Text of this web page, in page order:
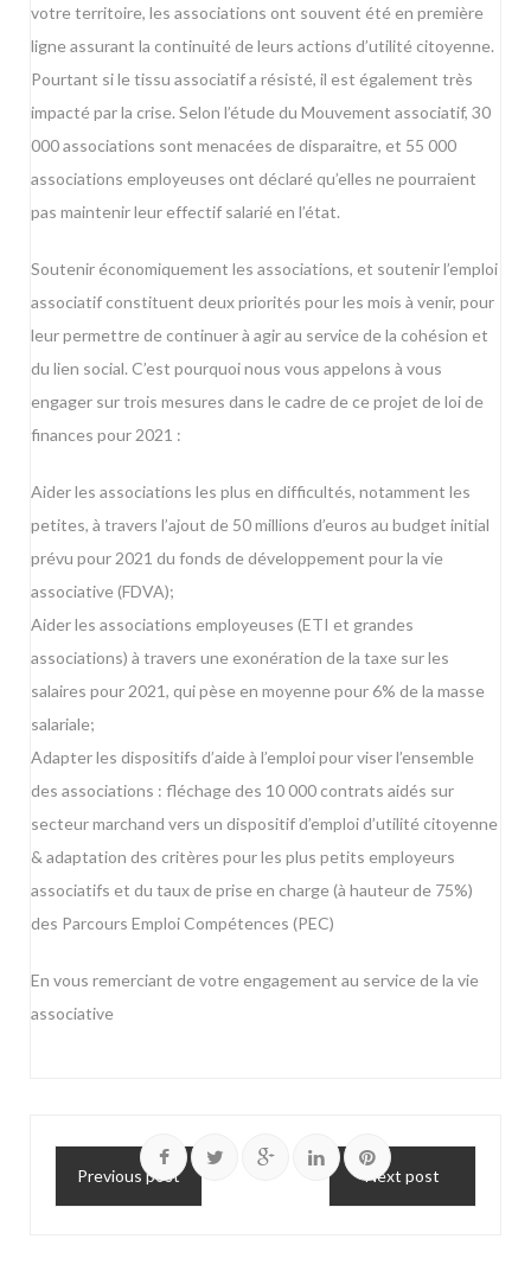
votre territoire, les associations ont souvent été en première
ligne assurant la continuité de leurs actions d’utilité citoyenne.
Pourtant si le tissu associatif a résisté, il est également très
impacté par la crise. Selon l’étude du Mouvement associatif, 30
000 associations sont menacées de disparaitre, et 55 000
associations employeuses ont déclaré qu’elles ne pourraient
pas maintenir leur effectif salarié en l’état.
Soutenir économiquement les associations, et soutenir l’emploi
associatif constituent deux priorités pour les mois à venir, pour
leur permettre de continuer à agir au service de la cohésion et
du lien social. C’est pourquoi nous vous appelons à vous
engager sur trois mesures dans le cadre de ce projet de loi de
finances pour 2021 :
Aider les associations les plus en difficultés, notamment les
petites, à travers l’ajout de 50 millions d’euros au budget initial
prévu pour 2021 du fonds de développement pour la vie
associative (FDVA);
Aider les associations employeuses (ETI et grandes
associations) à travers une exonération de la taxe sur les
salaires pour 2021, qui pèse en moyenne pour 6% de la masse
salariale;
Adapter les dispositifs d’aide à l’emploi pour viser l’ensemble
des associations : fléchage des 10 000 contrats aidés sur
secteur marchand vers un dispositif d’emploi d’utilité citoyenne
& adaptation des critères pour les plus petits employeurs
associatifs et du taux de prise en charge (à hauteur de 75%)
des Parcours Emploi Compétences (PEC)
En vous remerciant de votre engagement au service de la vie
associative
Previous post Next post